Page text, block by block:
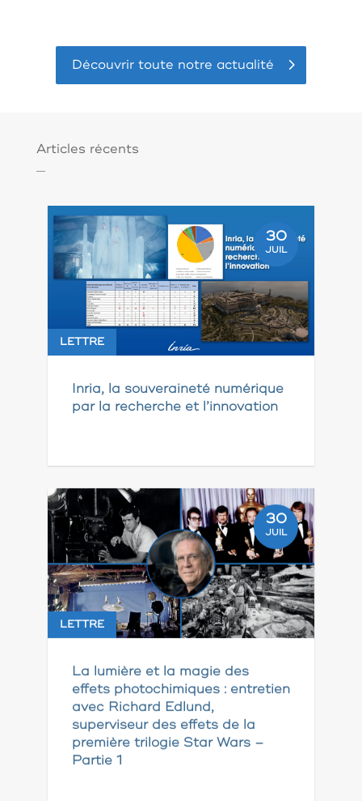
Découvrir toute notre actualité
Articles récents
30
JUIL
LETTRE
Inria, la souveraineté numérique
par la recherche et l’innovation
30
JUIL
LETTRE
La lumière et la magie des
effets photochimiques : entretien
avec Richard Edlund,
superviseur des effets de la
première trilogie Star Wars –
Partie 1